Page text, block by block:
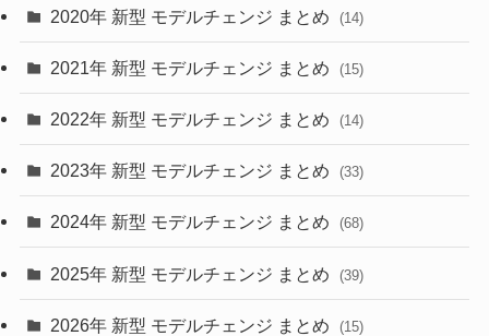
(10)
(9)
(22)
(4)
(9)
(4)
2020年 新型 モデルチェンジ まとめ (14)
2021年 新型 モデルチェンジ まとめ (15)
2022年 新型 モデルチェンジ まとめ (14)
2023年 新型 モデルチェンジ まとめ (33)
2024年 新型 モデルチェンジ まとめ (68)
2025年 新型 モデルチェンジ まとめ (39)
2026年 新型 モデルチェンジ まとめ (15)